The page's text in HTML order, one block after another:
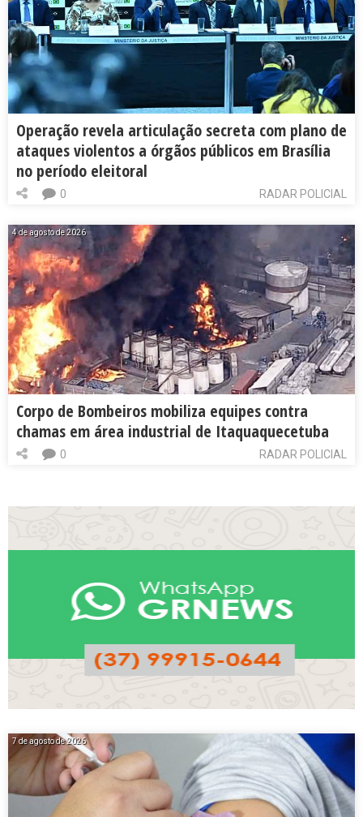
Operação revela articulação secreta com plano de
ataques violentos a órgãos públicos em Brasília
no período eleitoral
RADAR POLICIAL
0
4 de agosto de 2026
Corpo de Bombeiros mobiliza equipes contra
chamas em área industrial de Itaquaquecetuba
RADAR POLICIAL
0
7 de agosto de 2026